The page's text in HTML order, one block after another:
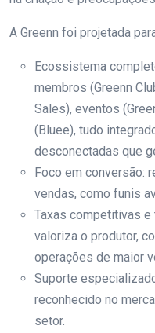
A Greenn foi projetada
Ecossistema
membros (Greenn
Sales), eventos
(Bluee), tudo
desconectadas que
Foco em conversão:
vendas, como funis
Taxas competitivas e
valoriza o produtor,
operações de maior
Suporte
reconhecido no
setor.